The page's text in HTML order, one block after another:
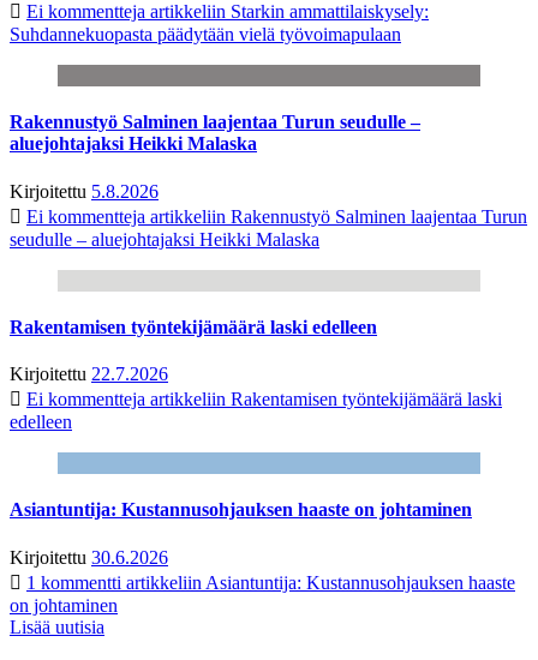
Ei kommentteja artikkeliin Starkin ammattilaiskysely:
Suhdannekuopasta päädytään vielä työvoimapulaan
Rakennustyö Salminen laajentaa Turun seudulle –
aluejohtajaksi Heikki Malaska
Kirjoitettu 5.8.2026
Ei kommentteja artikkeliin Rakennustyö Salminen laajentaa Turun
seudulle – aluejohtajaksi Heikki Malaska
Rakentamisen työntekijämäärä laski edelleen
Kirjoitettu 22.7.2026
Ei kommentteja artikkeliin Rakentamisen työntekijämäärä laski
edelleen
Asiantuntija: Kustannusohjauksen haaste on johtaminen
Kirjoitettu 30.6.2026
1 kommentti artikkeliin Asiantuntija: Kustannusohjauksen haaste
on johtaminen
Lisää uutisia